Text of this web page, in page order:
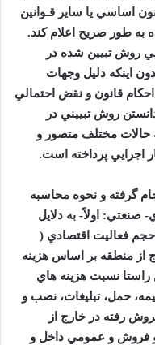
اساسي يا ساير قـوانين
به طور صريح اعلام کند.
روش تبيين شده در
اينکه دليل وجهات
قانون و نقض احتمالي
روش تبييني در
حالات مختلف متصور و
اجرايي پرداخته است.
گرفته و نحوه محاسبه
صنعتي: اولاً- به دلايل
فعاليت اقتصادي (
از منطقه بر اساس هزينه
نسبت هزينه هاي
حمل، تبليغات، نصب و
رفته در خارج از
و فروش و عمومي داخل و